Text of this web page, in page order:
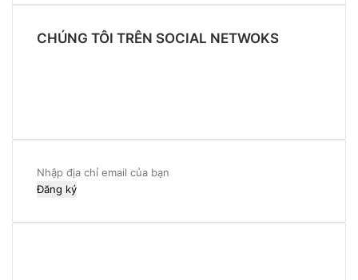
CHÚNG TÔI TRÊN SOCIAL NETWOKS
Nhập
địa
email